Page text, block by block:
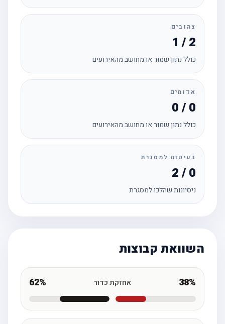
צהובים
1 / 2
כולל נתון שמור או מחושב מהאירועים
אדומים
0 / 0
כולל נתון שמור או מחושב מהאירועים
בעיטות למסגרת
2 / 0
ניסיונות שהלכו למסגרת
השוואת קבוצות
38% אחזקת כדור 62%